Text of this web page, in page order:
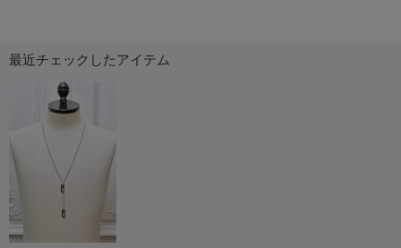
最近チェックしたアイテム